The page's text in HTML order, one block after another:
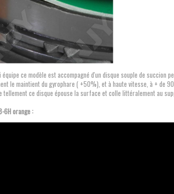
ce modèle est accompagné d'un disque souple de
le maintient du gyrophare ( +50%), et à haute vitesse, à + de
ce disque épouse la surface et colle littéralement au
6H orange :